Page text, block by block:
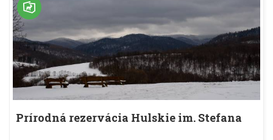
Prírodná rezervácia Hulskie im. Stefana